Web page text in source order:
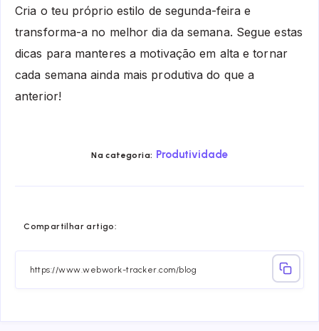
Cria o teu próprio estilo de segunda-feira e
transforma-a no melhor dia da semana. Segue estas
dicas para manteres a motivação em alta e tornar
cada semana ainda mais produtiva do que a
anterior!
Na categoria: Produtividade
Compartilhar artigo:
Email